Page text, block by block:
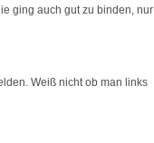
ging auch gut zu binden, nur
Weiß nicht ob man links